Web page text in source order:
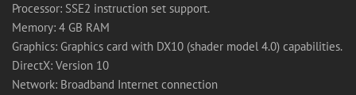
Processor: SSE2 instruction set support.
Memory: 4 GB RAM
Graphics: Graphics card with DX10 (shader model 4.0) capabilities.
DirectX: Version 10
Network: Broadband Internet connection